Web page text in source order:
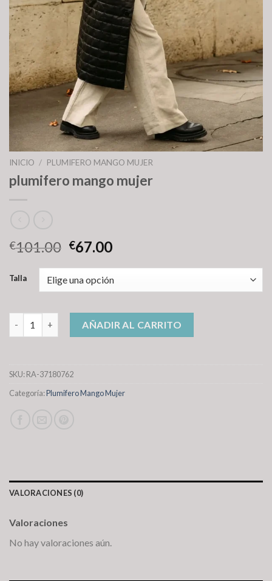
INICIO / PLUMIFERO MANGO MUJER
plumifero mango mujer
€101.00 €67.00
Talla
plumifero mango mujer cantidad
AÑADIR AL CARRITO
SKU:RA-37180762
Categoría:Plumifero Mango Mujer
VALORACIONES (0)
Valoraciones
No hay valoraciones aún.